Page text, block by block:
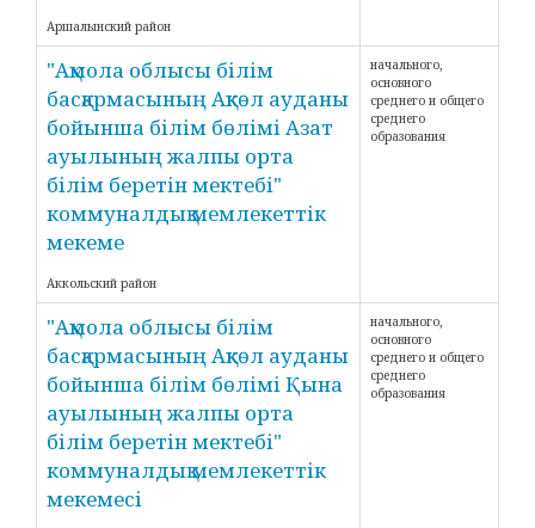
Аршалынский район
"Ақмола облысы білім
басқармасының Ақкөл ауданы
бойынша білім бөлімі Азат
ауылының жалпы орта
білім беретін мектебі"
коммуналдық мемлекеттік
мекеме
Аккольский район
начального,
основного
среднего и общего
среднего
образования
"Ақмола облысы білім
басқармасының Ақкөл ауданы
бойынша білім бөлімі Қына
ауылының жалпы орта
білім беретін мектебі"
коммуналдық мемлекеттік
мекемесі
начального,
основного
среднего и общего
среднего
образования